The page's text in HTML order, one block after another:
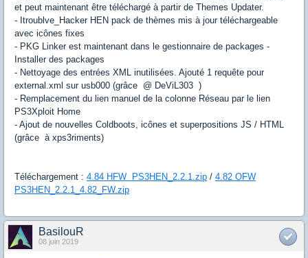
et peut maintenant être téléchargé à partir de Themes Updater.
- Itroublve_Hacker HEN pack de thèmes mis à jour téléchargeable
avec icônes fixes
- PKG Linker est maintenant dans le gestionnaire de packages -
Installer des packages
- Nettoyage des entrées XML inutilisées. Ajouté 1 requête pour
external.xml sur usb000 (grâce @ DeViL303 )
- Remplacement du lien manuel de la colonne Réseau par le lien
PS3Xploit Home
- Ajout de nouvelles Coldboots, icônes et superpositions JS / HTML
(grâce à xps3riments)
Téléchargement : 4.84 HFW PS3HEN_2.2.1.zip / 4.82 OFW
PS3HEN_2.2.1_4.82_FW.zip
BasilouR
08 juin 2019